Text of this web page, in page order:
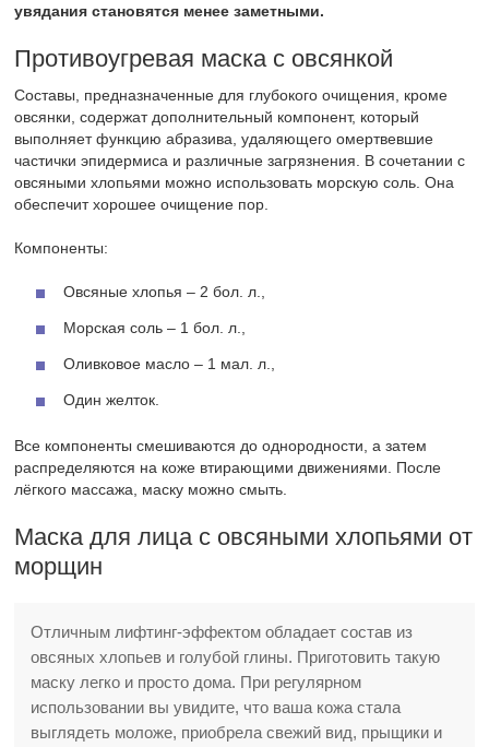
увядания становятся менее заметными.
Противоугревая маска с овсянкой
Составы, предназначенные для глубокого очищения, кроме
овсянки, содержат дополнительный компонент, который
выполняет функцию абразива, удаляющего омертвевшие
частички эпидермиса и различные загрязнения. В сочетании с
овсяными хлопьями можно использовать морскую соль. Она
обеспечит хорошее очищение пор.
Компоненты:
Овсяные хлопья – 2 бол. л.,
Морская соль – 1 бол. л.,
Оливковое масло – 1 мал. л.,
Один желток.
Все компоненты смешиваются до однородности, а затем
распределяются на коже втирающими движениями. После
лёгкого массажа, маску можно смыть.
Маска для лица с овсяными хлопьями от
морщин
Отличным лифтинг-эффектом обладает состав из
овсяных хлопьев и голубой глины. Приготовить такую
маску легко и просто дома. При регулярном
использовании вы увидите, что ваша кожа стала
выглядеть моложе, приобрела свежий вид, прыщики и